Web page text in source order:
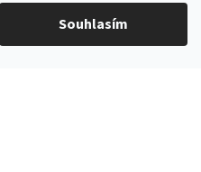
Souhlasím